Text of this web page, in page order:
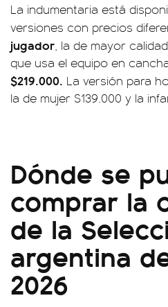
La indumentaria está
versiones con precios
jugador, la de mayor
que usa el equipo en
$219.000. La versión para
la de mujer $139.000 y la
Dónde se
comprar la
de la
argentina
2026